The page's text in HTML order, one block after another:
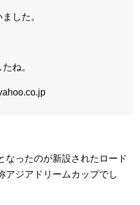
した。
ね。
なったのが新設されたロード
アジアドリームカップでし